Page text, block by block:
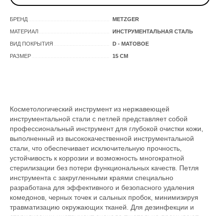
БРЕНД METZGER
МАТЕРИАЛ ИНСТРУМЕНТАЛЬНАЯ СТАЛЬ
ВИД ПОКРЫТИЯ D - МАТОВОЕ
РАЗМЕР 15 СМ
Косметологический инструмент из нержавеющей
инструментальной стали с петлей представляет собой
профессиональный инструмент для глубокой очистки кожи,
выполненный из высококачественной инструментальной
стали, что обеспечивает исключительную прочность,
устойчивость к коррозии и возможность многократной
стерилизации без потери функциональных качеств. Петля
инструмента с закругленными краями специально
разработана для эффективного и безопасного удаления
комедонов, черных точек и сальных пробок, минимизируя
травматизацию окружающих тканей. Для дезинфекции и